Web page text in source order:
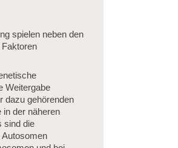
spielen neben den
Weitergabe
dazu gehörenden
in der näheren
sind die